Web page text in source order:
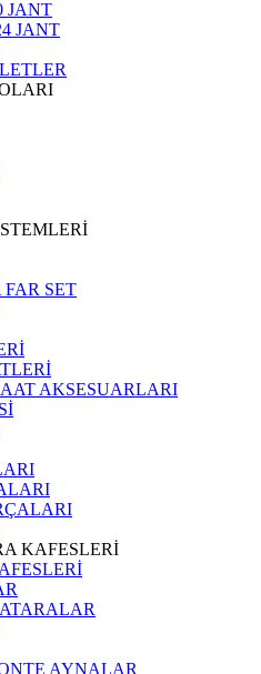
JANT
JANT
SET
AKSESUARLARI
KAFESLERİ
AYNALAR